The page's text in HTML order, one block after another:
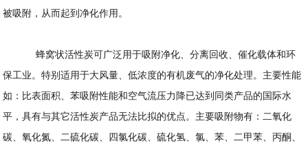
被吸附，从而起到净化作用。
蜂窝状活性炭可广泛用于吸附净化、分离回收、催化载体和环
保工业。特别适用于大风量、低浓度的有机废气的净化处理。主要性能
如：比表面积、苯吸附性能和空气流压力降已达到同类产品的国际水
平，具有与其它活性炭产品无法比拟的优点。主要吸附物有：二氧化
碳、氧化氮、二硫化碳、四氯化碳、硫化氢、氯、苯、二甲苯、丙酮、